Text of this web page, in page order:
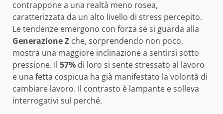
contrappone a una realtà meno rosea,
caratterizzata da un alto livello di stress percepito.
Le tendenze emergono con forza se si guarda alla
Generazione Z che, sorprendendo non poco,
mostra una maggiore inclinazione a sentirsi sotto
pressione. Il 57% di loro si sente stressato al lavoro
e una fetta cospicua ha già manifestato la volontà di
cambiare lavoro. Il contrasto è lampante e solleva
interrogativi sul perché.